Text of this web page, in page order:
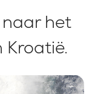
het